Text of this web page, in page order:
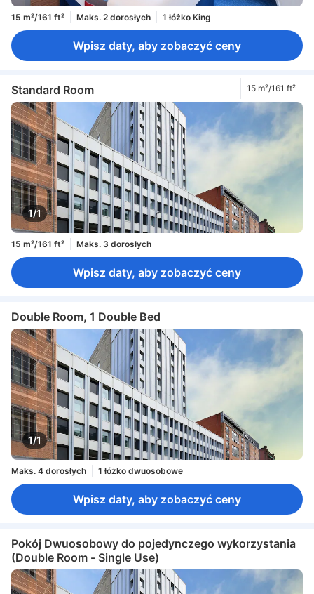
15 m²/161 ft² Maks. 2 dorosłych 1 łóżko King
Wpisz daty, aby zobaczyć ceny
Standard Room 15 m²/161 ft²
1/1
15 m²/161 ft² Maks. 3 dorosłych
Wpisz daty, aby zobaczyć ceny
Double Room, 1 Double Bed
1/1
Maks. 4 dorosłych 1 łóżko dwuosobowe
Wpisz daty, aby zobaczyć ceny
Pokój Dwuosobowy do pojedynczego wykorzystania
(Double Room - Single Use)